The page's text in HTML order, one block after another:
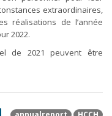
extraordinaires,
réalisations de l’année
2022.
de 2021 peuvent être